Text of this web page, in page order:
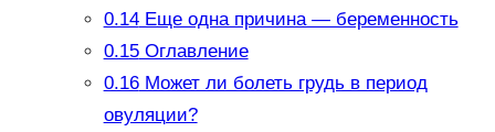
0.14Еще одна причина — беременность
0.15Оглавление
0.16Может ли болеть грудь в период
овуляции?